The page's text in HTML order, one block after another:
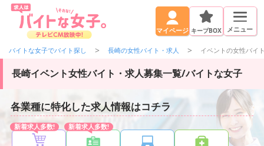
マイページ キープBOX メニュー
バイトな女子でバイト探し 長崎の女性バイト・求人 イベントの女性バイ
長崎イベント女性バイト・求人募集一覧/バイトな女子
各業種に特化した求人情報はコチラ